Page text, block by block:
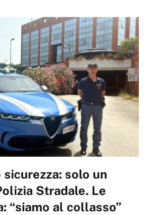
solo un
Stradale. Le
“siamo al collasso”